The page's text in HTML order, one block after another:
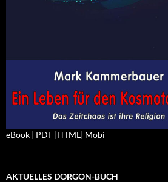
eBook | PDF |HTML| Mobi
AKTUELLES DORGON-BUCH